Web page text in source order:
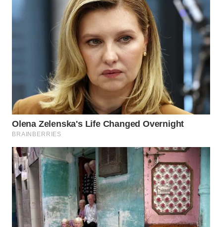
LANGKAT
WN
TAPANULI
SELATAN
WN
TANJUNG
LESUNG
WN
KARO